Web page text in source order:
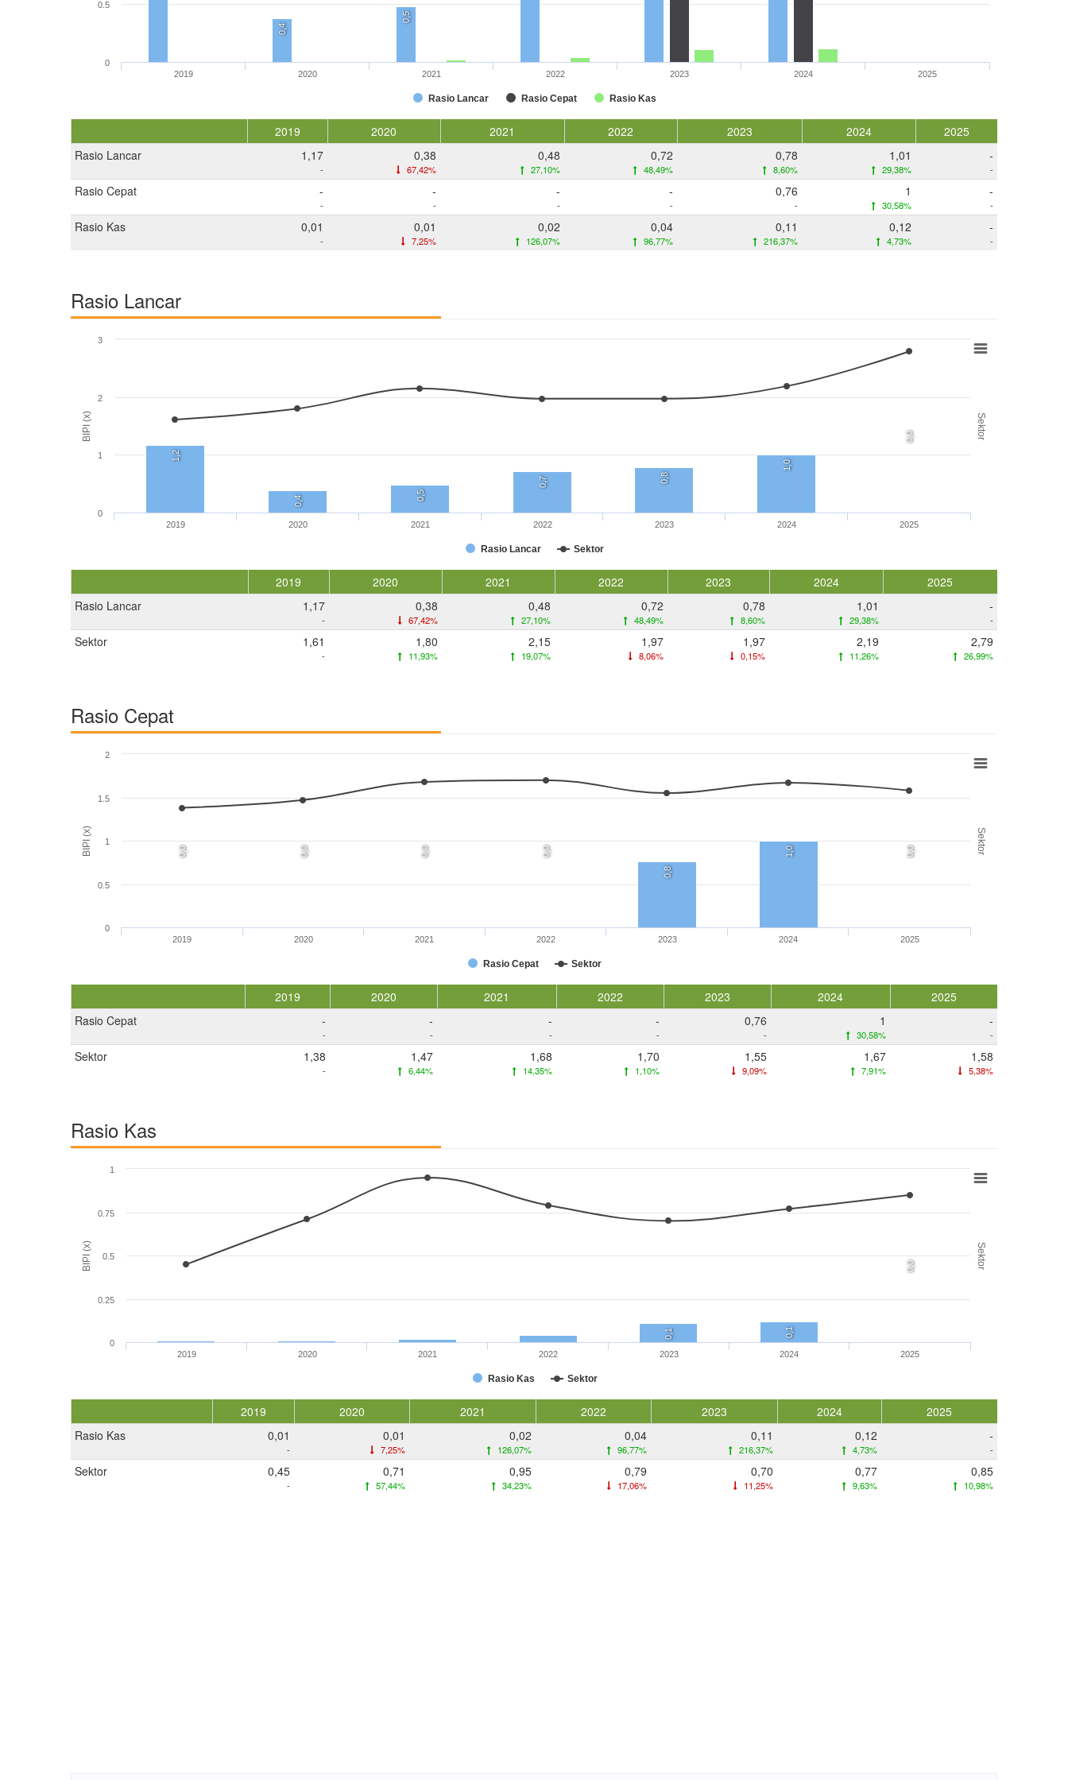
0,4
0,5
Rasio Lancar Rasio Cepat Rasio Kas
2019 2020 2021 2022 2023 2024 2025
0
0.5
2019 2020 2021 2022 2023 2024
2025
Rasio Lancar
1,17
-
0,38
67,42%
0,48
27,10%
0,72
48,49%
0,78
8,60%
1,01
29,38%
-
-
Rasio Cepat -
-
-
-
-
-
-
-
0,76
-
1
30,58%
-
-
Rasio Kas 0,01
-
0,01
7,25%
0,02
126,07%
0,04
96,77%
0,11
216,37%
0,12
4,73%
-
-
Rasio Lancar
BIPI (x) Sektor
1,2
0,4 0,5
0,7 0,8
1,0
0,0
Rasio Lancar Sektor
2019 2020 2021 2022 2023 2024 2025
0
1
2
3
2019 2020 2021 2022 2023 2024
2025
Rasio Lancar
1,17
-
0,38
67,42%
0,48
27,10%
0,72
48,49%
0,78
8,60%
1,01
29,38%
-
-
Sektor 1,61
-
1,80
11,93%
2,15
19,07%
1,97
8,06%
1,97
0,15%
2,19
11,26%
2,79
26,99%
Rasio Cepat
BIPI (x) Sektor
0,0 0,0 0,0
0,0
0,8
1,0 0,0
Rasio Cepat Sektor
2019 2020 2021 2022 2023 2024 2025
0
0.5
1
1.5
2
2019 2020 2021 2022 2023 2024
2025
Rasio Cepat
-
-
-
-
-
-
-
-
0,76
-
1
30,58%
-
-
Sektor 1,38
-
1,47
6,44%
1,68
14,35%
1,70
1,10%
1,55
9,09%
1,67
7,91%
1,58
5,38%
Rasio Kas
BIPI (x) Sektor
0,1 0,1
0,0
Rasio Kas Sektor
2019 2020 2021 2022 2023 2024 2025
0
0.25
0.5
0.75
1
2019 2020 2021 2022 2023 2024
2025
Rasio Kas
0,01
-
0,01
7,25%
0,02
126,07%
0,04
96,77%
0,11
216,37%
0,12
4,73%
-
-
Sektor 0,45
-
0,71
57,44%
0,95
34,23%
0,79
17,06%
0,70
11,25%
0,77
9,63%
0,85
10,98%